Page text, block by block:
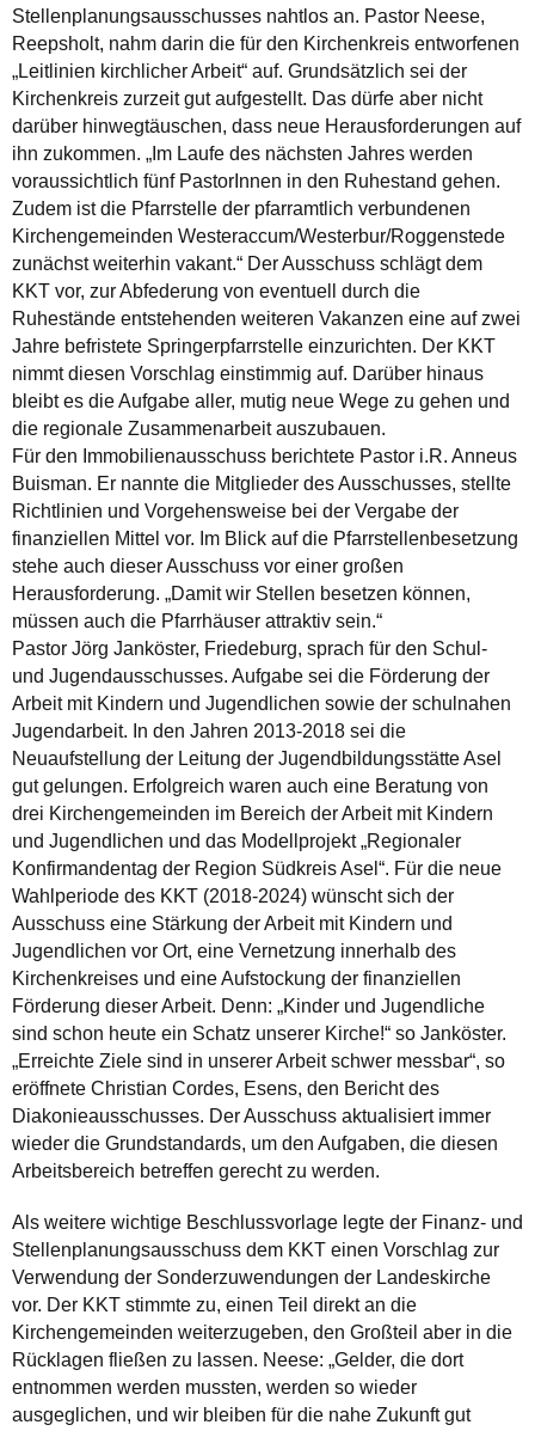
Stellenplanungsausschusses nahtlos an. Pastor Neese,
Reepsholt, nahm darin die für den Kirchenkreis entworfenen
„Leitlinien kirchlicher Arbeit“ auf. Grundsätzlich sei der
Kirchenkreis zurzeit gut aufgestellt. Das dürfe aber nicht
darüber hinwegtäuschen, dass neue Herausforderungen auf
ihn zukommen. „Im Laufe des nächsten Jahres werden
voraussichtlich fünf PastorInnen in den Ruhestand gehen.
Zudem ist die Pfarrstelle der pfarramtlich verbundenen
Kirchengemeinden Westeraccum/Westerbur/Roggenstede
zunächst weiterhin vakant.“ Der Ausschuss schlägt dem
KKT vor, zur Abfederung von eventuell durch die
Ruhestände entstehenden weiteren Vakanzen eine auf zwei
Jahre befristete Springerpfarrstelle einzurichten. Der KKT
nimmt diesen Vorschlag einstimmig auf. Darüber hinaus
bleibt es die Aufgabe aller, mutig neue Wege zu gehen und
die regionale Zusammenarbeit auszubauen.
Für den Immobilienausschuss berichtete Pastor i.R. Anneus
Buisman. Er nannte die Mitglieder des Ausschusses, stellte
Richtlinien und Vorgehensweise bei der Vergabe der
finanziellen Mittel vor. Im Blick auf die Pfarrstellenbesetzung
stehe auch dieser Ausschuss vor einer großen
Herausforderung. „Damit wir Stellen besetzen können,
müssen auch die Pfarrhäuser attraktiv sein.“
Pastor Jörg Janköster, Friedeburg, sprach für den Schul-
und Jugendausschusses. Aufgabe sei die Förderung der
Arbeit mit Kindern und Jugendlichen sowie der schulnahen
Jugendarbeit. In den Jahren 2013-2018 sei die
Neuaufstellung der Leitung der Jugendbildungsstätte Asel
gut gelungen. Erfolgreich waren auch eine Beratung von
drei Kirchengemeinden im Bereich der Arbeit mit Kindern
und Jugendlichen und das Modellprojekt „Regionaler
Konfirmandentag der Region Südkreis Asel“. Für die neue
Wahlperiode des KKT (2018-2024) wünscht sich der
Ausschuss eine Stärkung der Arbeit mit Kindern und
Jugendlichen vor Ort, eine Vernetzung innerhalb des
Kirchenkreises und eine Aufstockung der finanziellen
Förderung dieser Arbeit. Denn: „Kinder und Jugendliche
sind schon heute ein Schatz unserer Kirche!“ so Janköster.
„Erreichte Ziele sind in unserer Arbeit schwer messbar“, so
eröffnete Christian Cordes, Esens, den Bericht des
Diakonieausschusses. Der Ausschuss aktualisiert immer
wieder die Grundstandards, um den Aufgaben, die diesen
Arbeitsbereich betreffen gerecht zu werden.
Als weitere wichtige Beschlussvorlage legte der Finanz- und
Stellenplanungsausschuss dem KKT einen Vorschlag zur
Verwendung der Sonderzuwendungen der Landeskirche
vor. Der KKT stimmte zu, einen Teil direkt an die
Kirchengemeinden weiterzugeben, den Großteil aber in die
Rücklagen fließen zu lassen. Neese: „Gelder, die dort
entnommen werden mussten, werden so wieder
ausgeglichen, und wir bleiben für die nahe Zukunft gut